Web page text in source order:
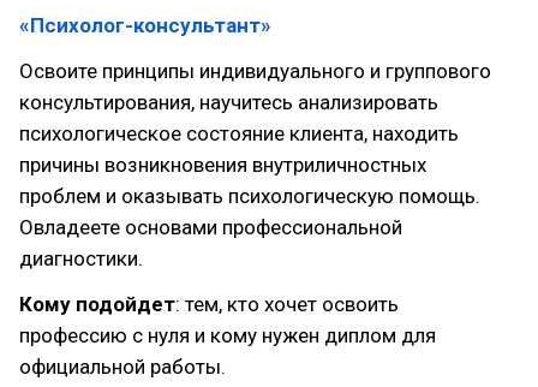
«Психолог-консультант»
Освоите принципы индивидуального и группового
консультирования, научитесь анализировать
психологическое состояние клиента, находить
причины возникновения внутриличностных
проблем и оказывать психологическую помощь.
Овладеете основами профессиональной
диагностики.
Кому подойдет: тем, кто хочет освоить
профессию с нуля и кому нужен диплом для
официальной работы.